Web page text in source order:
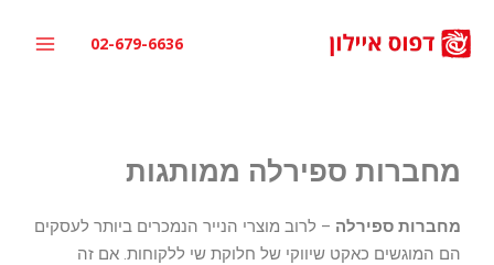
לתוכן
02-679-6636
מחברות ספירלה ממותגות
מחברות ספירלה – לרוב מוצרי הנייר הנמכרים ביותר לעסקים
הם המוגשים כאקט שיווקי של חלוקת שי ללקוחות. אם זה